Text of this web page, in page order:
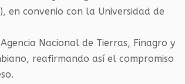
en convenio con la Universidad de
Nacional de Tierras, Finagro y
reafirmando así el compromiso